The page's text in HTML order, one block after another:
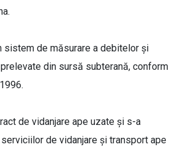
sistem de măsurare a debitelor și
din sursă subterană, conform
de vidanjare ape uzate și s-a
de vidanjare și transport ape